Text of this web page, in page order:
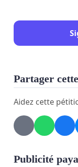
de terre les
La station
Des actions de
indispensables !
Je vous invite à
vos réseaux et
signature pour
Mobilisons-nous
Partager
Aidez cette
Publicité